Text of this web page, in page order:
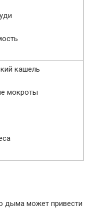
кашель
мокроты
дыма может привести